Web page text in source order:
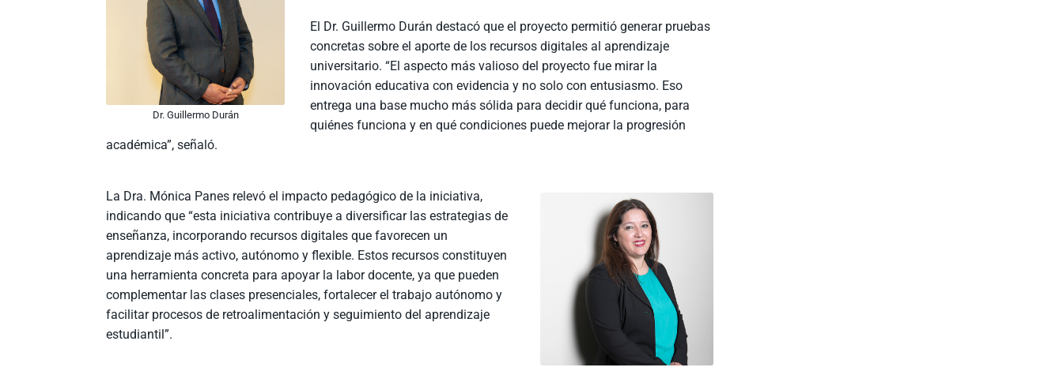
Dr. Guillermo Durán
El Dr. Guillermo Durán destacó que el proyecto permitió generar pruebas
concretas sobre el aporte de los recursos digitales al aprendizaje
universitario. “El aspecto más valioso del proyecto fue mirar la
innovación educativa con evidencia y no solo con entusiasmo. Eso
entrega una base mucho más sólida para decidir qué funciona, para
quiénes funciona y en qué condiciones puede mejorar la progresión
académica”, señaló.
La Dra. Mónica Panes relevó el impacto pedagógico de la iniciativa,
indicando que “esta iniciativa contribuye a diversificar las estrategias de
enseñanza, incorporando recursos digitales que favorecen un
aprendizaje más activo, autónomo y flexible. Estos recursos constituyen
una herramienta concreta para apoyar la labor docente, ya que pueden
complementar las clases presenciales, fortalecer el trabajo autónomo y
facilitar procesos de retroalimentación y seguimiento del aprendizaje
estudiantil”.